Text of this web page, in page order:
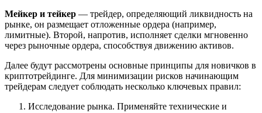
Мейкер и тейкер — трейдер, определяющий ликвидность на
рынке, он размещает отложенные ордера (например,
лимитные). Второй, напротив, исполняет сделки мгновенно
через рыночные ордера, способствуя движению активов.
Далее будут рассмотрены основные принципы для новичков в
криптотрейдинге. Для минимизации рисков начинающим
трейдерам следует соблюдать несколько ключевых правил:
Исследование рынка. Применяйте технические и